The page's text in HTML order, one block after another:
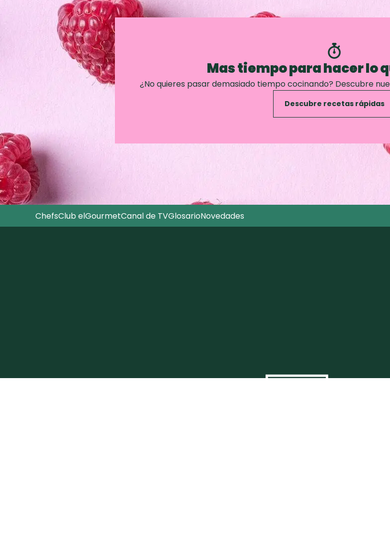
Mas tiempo para hacer lo
¿No quieres pasar demasiado tiempo cocinando? Descubre
Descubre recetas rápidas
ChefsClub elGourmetCanal de TVGlosarioNovedades